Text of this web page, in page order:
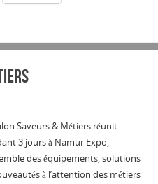
Saveurs & Métiers réunit
3 jours à Namur Expo,
des équipements, solutions
à l’attention des métiers